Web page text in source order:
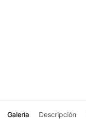
Galería Descripción